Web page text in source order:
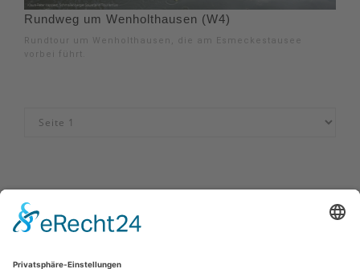
Rundweg um Wenholthausen (W4)
Rundtour um Wenholthausen, die am Esmeckestausee
vorbei führt.